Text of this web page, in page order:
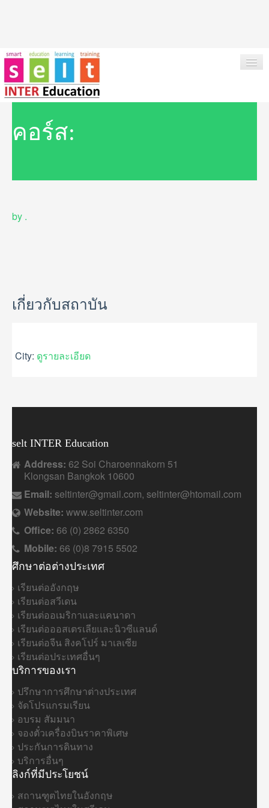
คอร์ส:
by .
เกี่ยวกับสถาบัน
City: ดูรายละเอียด
selt INTER Education
Address: 62 Soi Charoennakorn 51
Klongsan Bangkok 10600
Email: seltinter@gmail.com, seltinter@htomail.com
Website: www.seltinter.com
Office: 66 (0) 2862 6350
Mobile: 66 (0)8 7915 5502
ศึกษาต่อต่างประเทศ
เรียนต่ออังกฤษ
เรียนต่อสวีเดน
เรียนต่ออเมริกาและแคนาดา
เรียนต่อออสเตรเลียและนิวซีแลนด์
เรียนต่อจีน สิงคโปร์ มาเลเซีย
เรียนต่อประเทศอื่นๆ
บริการของเรา
ปรึกษาการศึกษาต่างประเทศ
จัดโปรแกรมเรียน
อบรม สัมมนา
จองตั๋วเครื่องบินราคาพิเศษ
ประกันการดินทาง
บริการอื่นๆ
ลิงก์ที่มีประโยชน์
สถานฑูตไทยในอังกฤษ